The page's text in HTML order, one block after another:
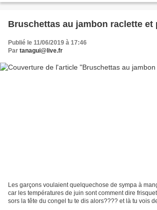
Bruschettas au jambon raclette et
Publié le 11/06/2019 à 17:46
Par tanagui@live.fr
Les garçons voulaient quelquechose de sympa à
car les températures de juin sont comment dire
sors la tête du congel tu te dis alors???? et là tu vois